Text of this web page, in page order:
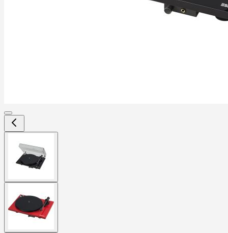
larger
image
larger
image